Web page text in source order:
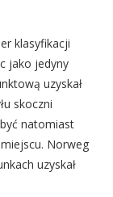
klasyfikacji
jako jedyny
uzyskał
skoczni
natomiast
Norweg
uzyskał